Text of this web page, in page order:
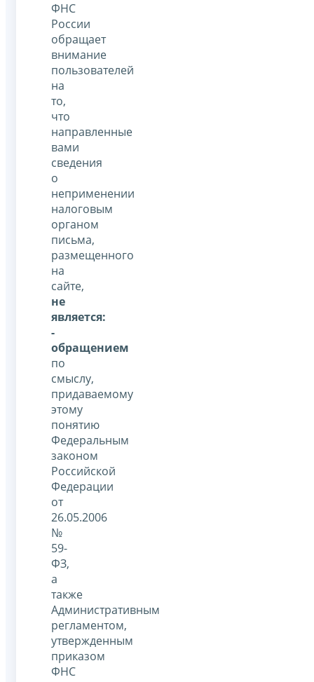
ФНС
России
обращает
внимание
пользователей
на
то,
что
направленные
вами
сведения
о
неприменении
налоговым
органом
письма,
размещенного
на
сайте,
не
является:
-
обращением
по
смыслу,
придаваемому
этому
понятию
Федеральным
законом
Российской
Федерации
от
26.05.2006
№
59-
ФЗ,
а
также
Административным
регламентом,
утвержденным
приказом
ФНС